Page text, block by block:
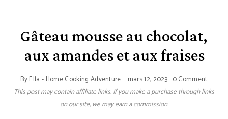
Everyday
Ingredients
Gâteau mousse au chocolat,
aux amandes et aux fraises
ByElla - Home Cooking Adventure mars 12, 2023 0 Comment
This post may contain affiliate links. If you make a purchase through links
on our site, we may earn a commission.